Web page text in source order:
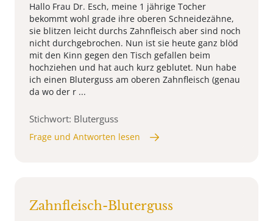
Hallo Frau Dr. Esch, meine 1 jährige Tocher
bekommt wohl grade ihre oberen Schneidezähne,
sie blitzen leicht durchs Zahnfleisch aber sind noch
nicht durchgebrochen. Nun ist sie heute ganz blöd
mit den Kinn gegen den Tisch gefallen beim
hochziehen und hat auch kurz geblutet. Nun habe
ich einen Bluterguss am oberen Zahnfleisch (genau
da wo der r ...
Stichwort: Bluterguss
Frage und Antworten lesen
Zahnfleisch-Bluterguss